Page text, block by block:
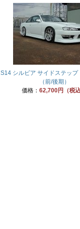
S14 シルビア サイドステップ
（前/後期）
価格： 62,700円（税込